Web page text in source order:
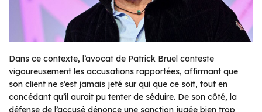
Dans ce contexte, l’avocat de Patrick Bruel conteste
vigoureusement les accusations rapportées, affirmant que
son client ne s’est jamais jeté sur qui que ce soit, tout en
concédant qu’il aurait pu tenter de séduire. De son côté, la